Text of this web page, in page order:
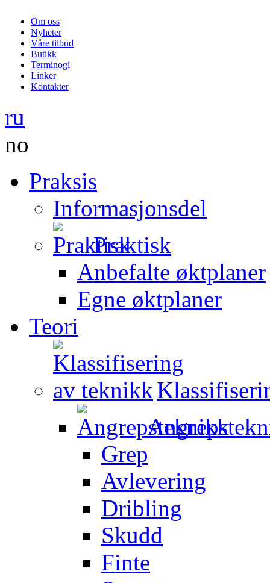
Om oss
Nyheter
Våre tilbud
Butikk
Terminogi
Linker
Kontakter
ru
no
Praksis
Informasjonsdel
Praktisk
Anbefalte øktplaner
Egne øktplaner
Teori
Grep
Avlevering
Dribling
Skudd
Finte